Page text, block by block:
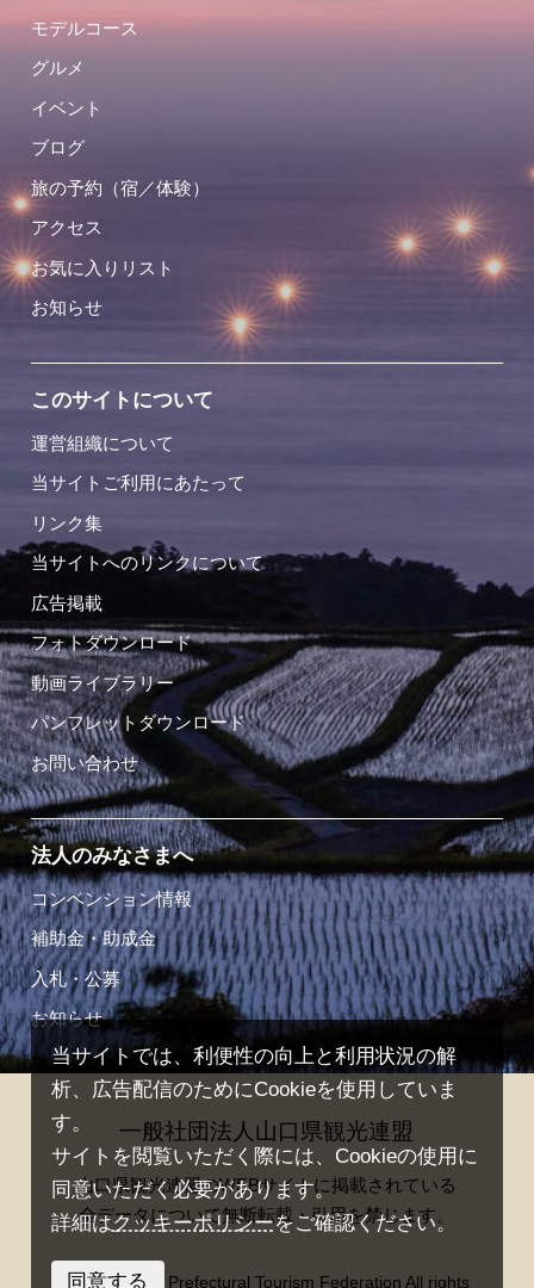
モデルコース
グルメ
イベント
ブログ
旅の予約（宿／体験）
アクセス
お気に入りリスト
お知らせ
このサイトについて
運営組織について
当サイトご利用にあたって
リンク集
当サイトへのリンクについて
広告掲載
フォトダウンロード
動画ライブラリー
パンフレットダウンロード
お問い合わせ
法人のみなさまへ
コンベンション情報
補助金・助成金
入札・公募
お知らせ
一般社団法人山口県観光連盟
山口県観光連盟のWEBサイトに掲載されている
全データについて無断転載・引用を禁じます。
© Yamaguchi Prefectural Tourism Federation All rights
当サイトでは、利便性の向上と利用状況の解
析、広告配信のためにCookieを使用していま
す。
サイトを閲覧いただく際には、Cookieの使用に
同意いただく必要があります。
詳細はクッキーポリシーをご確認ください。
同意する